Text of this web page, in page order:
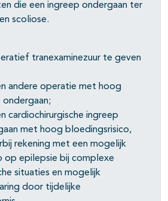
die een ingreep ondergaan ter
scoliose.
tranexaminezuur te geven
andere operatie met hoog
ondergaan;
cardiochirurgische ingreep
met hoog bloedingsrisico,
rekening met een mogelijk
op epilepsie bij complexe
situaties en mogelijk
door tijdelijke